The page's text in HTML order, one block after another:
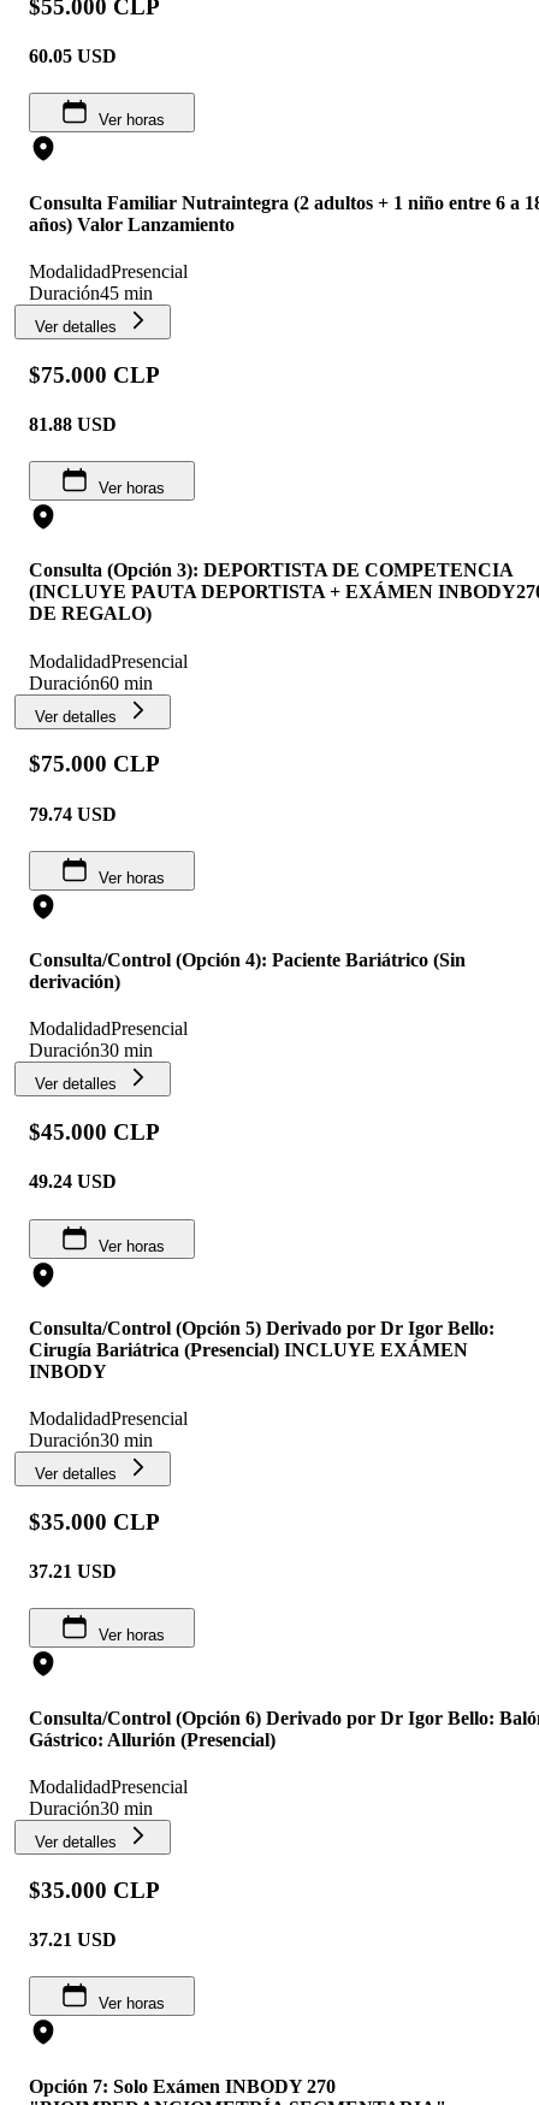
$55.000 CLP
60.05 USD
Ver horas
Consulta Familiar Nutraintegra (2 adultos + 1 niño entre 6 a
años) Valor Lanzamiento
ModalidadPresencial
Duración45 min
Ver detalles
$75.000 CLP
81.88 USD
Ver horas
Consulta (Opción 3): DEPORTISTA DE COMPETENCIA
(INCLUYE PAUTA DEPORTISTA + EXÁMEN
DE REGALO)
ModalidadPresencial
Duración60 min
Ver detalles
$75.000 CLP
79.74 USD
Ver horas
Consulta/Control (Opción 4): Paciente Bariátrico (Sin
derivación)
ModalidadPresencial
Duración30 min
Ver detalles
$45.000 CLP
49.24 USD
Ver horas
Consulta/Control (Opción 5) Derivado por Dr Igor Bello:
Cirugía Bariátrica (Presencial) INCLUYE EXÁMEN
INBODY
ModalidadPresencial
Duración30 min
Ver detalles
$35.000 CLP
37.21 USD
Ver horas
Consulta/Control (Opción 6) Derivado por Dr Igor Bello:
Gástrico: Allurión (Presencial)
ModalidadPresencial
Duración30 min
Ver detalles
$35.000 CLP
37.21 USD
Ver horas
Opción 7: Solo Exámen INBODY 270